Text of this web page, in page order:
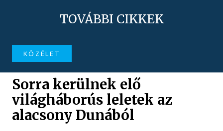
TOVÁBBI CIKKEK
KÖZÉLET
Sorra kerülnek elő
világháborús leletek az
alacsony Dunából